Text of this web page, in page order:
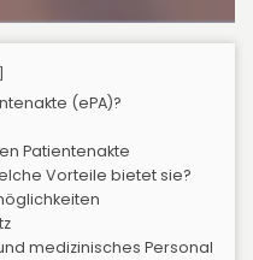
(ePA)?
Patientenakte
Vorteile bietet sie?
medizinisches Personal